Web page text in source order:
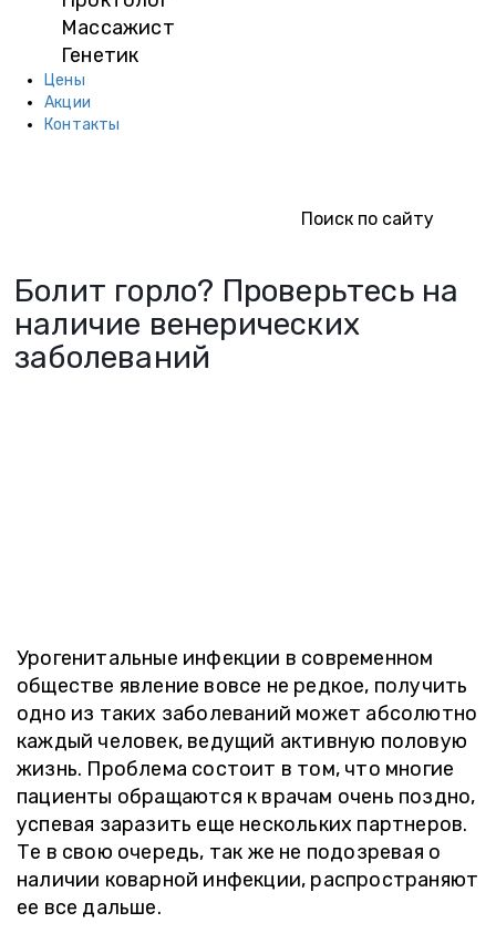
Массажист
Генетик
Цены
Акции
Контакты
Болит горло? Проверьтесь на
наличие венерических
заболеваний
Урогенитальные инфекции в современном
обществе явление вовсе не редкое, получить
одно из таких заболеваний может абсолютно
каждый человек, ведущий активную половую
жизнь. Проблема состоит в том, что многие
пациенты обращаются к врачам очень поздно,
успевая заразить еще нескольких партнеров.
Те в свою очередь, так же не подозревая о
наличии коварной инфекции, распространяют
ее все дальше.